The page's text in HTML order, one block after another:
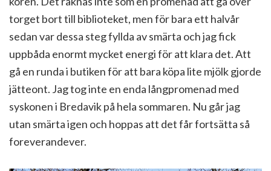
torget bort till biblioteket, men för bara ett halvår
sedan var dessa steg fyllda av smärta och jag fick
uppbåda enormt mycket energi för att klara det. Att
gå en runda i butiken för att bara köpa lite mjölk gjorde
jätteont. Jag tog inte en enda långpromenad med
syskonen i Bredavik på hela sommaren. Nu går jag
utan smärta igen och hoppas att det får fortsätta så
foreverandever.